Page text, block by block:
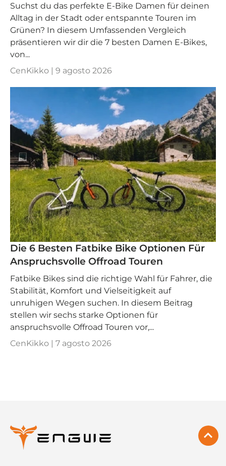
Suchst du das perfekte E-Bike Damen für deinen
Alltag in der Stadt oder entspannte Touren im
Grünen? In diesem Umfassenden Vergleich
präsentieren wir dir die 7 besten Damen E-Bikes,
von...
CenKikko | 9 agosto 2026
Die 6 Besten Fatbike Bike Optionen Für
Anspruchsvolle Offroad Touren
Fatbike Bikes sind die richtige Wahl für Fahrer, die
Stabilität, Komfort und Vielseitigkeit auf
unruhigen Wegen suchen. In diesem Beitrag
stellen wir sechs starke Optionen für
anspruchsvolle Offroad Touren vor,...
CenKikko | 7 agosto 2026